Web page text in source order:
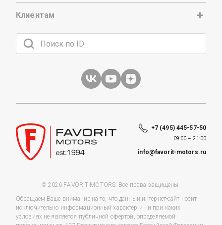
Клиентам
+7 (495) 445-57-50
09:00 – 21:00
info@favorit-motors.ru
© 2026 FAVORIT MOTORS. Все права защищены.
Обращаем Ваше внимание на то, что данный интернет-сайт носит
исключительно информационный характер и ни при каких
условиях не является публичной офертой, определяемой